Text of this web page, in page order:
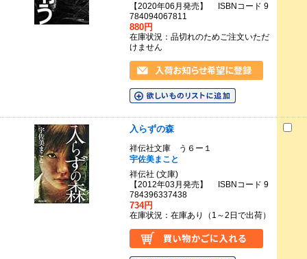
【2020年06月発売】 ISBNコード 9
784094067811
880円
在庫状況：品切れのためご注文いただ
けません
入らずの森
祥伝社文庫 う６ー１
宇佐美まこと
祥伝社 (文庫)
【2012年03月発売】 ISBNコード 9
784396337438
734円
在庫状況：在庫あり（1～2日で出荷）